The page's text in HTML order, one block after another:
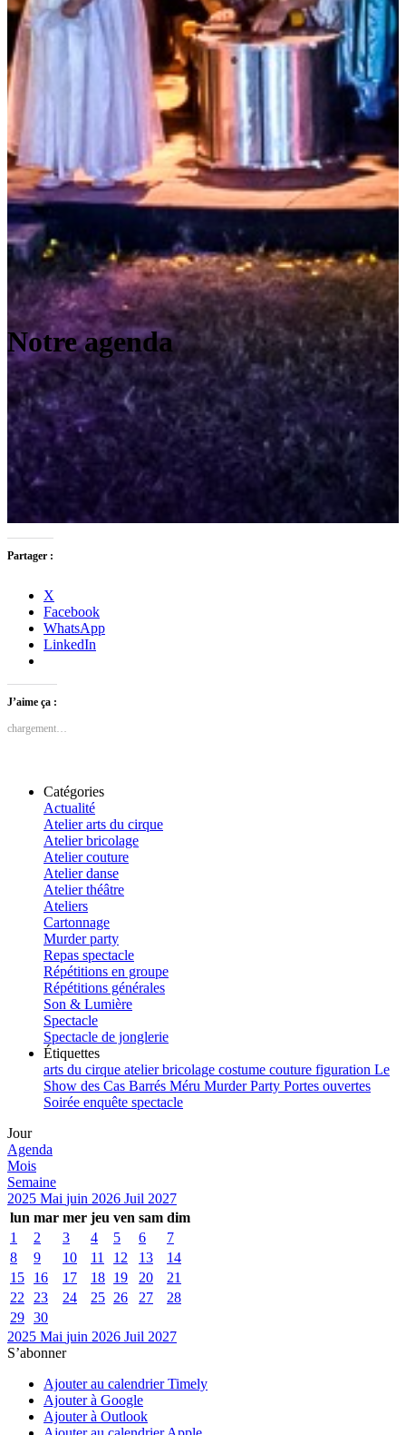
Notre agenda
Partager :
X
Facebook
WhatsApp
LinkedIn
J’aime ça :
chargement…
Catégories
Actualité
Atelier arts du cirque
Atelier bricolage
Atelier couture
Atelier danse
Atelier théâtre
Ateliers
Cartonnage
Murder party
Repas spectacle
Répétitions en groupe
Répétitions générales
Son & Lumière
Spectacle
Spectacle de jonglerie
Étiquettes
arts du cirque atelierbricolage costume couture figuration Le
Show des Cas Barrés Méru Murder Party Portes ouvertes
Soirée enquête spectacle
Jour
Agenda
Mois
Semaine
2025 Mai juin 2026 Juil 2027
lun mar mer jeu ven sam dim
1
2 3 4 5 6
7
8
9 10 11 12 13
14
15
16 17 18 19 20
21
22
23 24 25 26 27
28
29 30
2025 Mai juin 2026 Juil 2027
S’abonner
Ajouter au calendrier Timely
Ajouter à Google
Ajouter à Outlook